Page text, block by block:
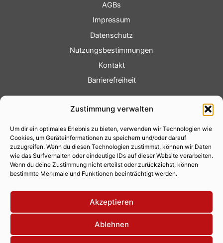
Zustimmung verwalten
Um dir ein optimales Erlebnis zu bieten, verwenden wir Technologien wie
Cookies, um Geräteinformationen zu speichern und/oder darauf
zuzugreifen. Wenn du diesen Technologien zustimmst, können wir Daten
wie das Surfverhalten oder eindeutige IDs auf dieser Website verarbeiten.
Wenn du deine Zustimmung nicht erteilst oder zurückziehst, können
bestimmte Merkmale und Funktionen beeinträchtigt werden.
Akzeptieren
Ablehnen
AGBs
Impressum
Datenschutz
Nutzungsbestimmungen
Kontakt
Barrierefreiheit
Fotoservice
Videoservice
Werbung
Contenterstellung
Lokalnachrichten
Lokalfernsehen